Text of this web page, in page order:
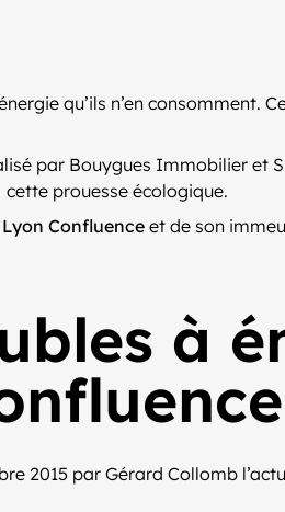
qu’ils n’en consomment.
par Bouygues Immobilier et
prouesse écologique.
Confluenceet de son
à
2015 par Gérard Collomb